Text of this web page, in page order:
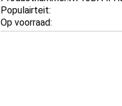
Populairteit:
Op voorraad: